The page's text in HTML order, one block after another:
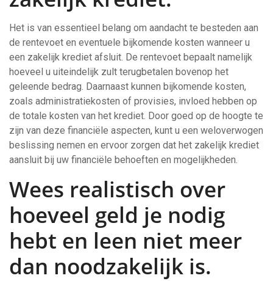
Het is van essentieel belang om aandacht te besteden aan
de rentevoet en eventuele bijkomende kosten wanneer u
een zakelijk krediet afsluit. De rentevoet bepaalt namelijk
hoeveel u uiteindelijk zult terugbetalen bovenop het
geleende bedrag. Daarnaast kunnen bijkomende kosten,
zoals administratiekosten of provisies, invloed hebben op
de totale kosten van het krediet. Door goed op de hoogte te
zijn van deze financiële aspecten, kunt u een weloverwogen
beslissing nemen en ervoor zorgen dat het zakelijk krediet
aansluit bij uw financiële behoeften en mogelijkheden.
Wees realistisch over
hoeveel geld je nodig
hebt en leen niet meer
dan noodzakelijk is.